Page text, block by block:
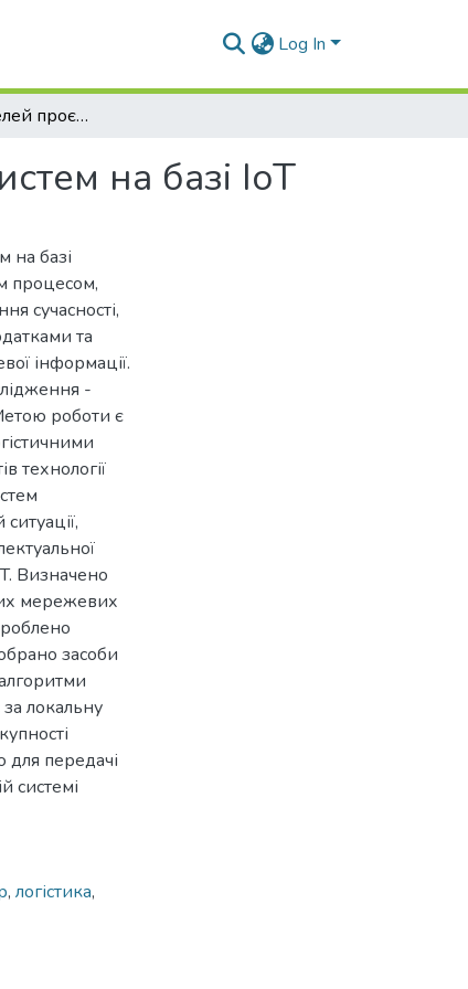
Log In
Розробка моделей проєктування термінальних систем на базі IoT
на базі IoT
на базі
процесом,
сучасності,
та
інформації.
-
роботи є
технології
Визначено
мережевих
засоби
локальну
для передачі
системі
, логістика,